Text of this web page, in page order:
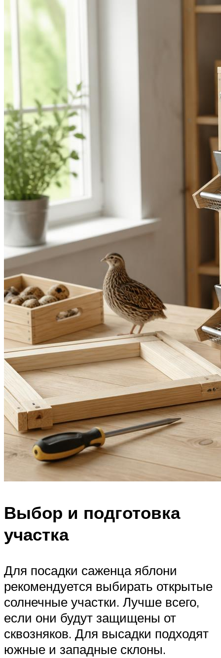
Выбор и подготовка
участка
Для посадки саженца яблони
рекомендуется выбирать открытые
солнечные участки. Лучше всего,
если они будут защищены от
сквозняков. Для высадки подходят
южные и западные склоны.